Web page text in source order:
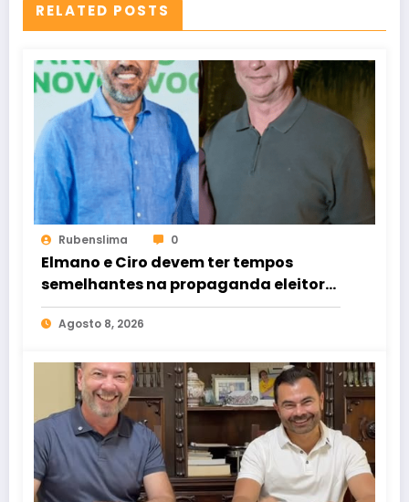
RELATED POSTS
Rubenslima 0
Elmano e Ciro devem ter tempos
semelhantes na propaganda eleitoral
de rádio e TV
Agosto 8, 2026